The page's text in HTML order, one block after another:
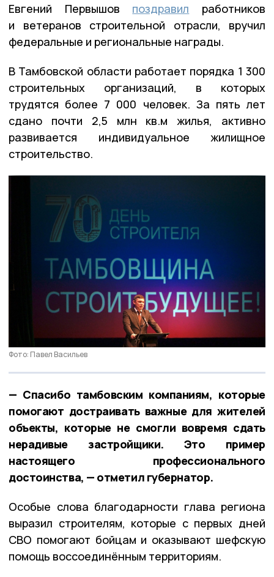
Евгений Первышов поздравил работников
и ветеранов строительной отрасли, вручил
федеральные и региональные награды.
В Тамбовской области работает порядка 1 300
строительных организаций, в которых
трудятся более 7 000 человек. За пять лет
сдано почти 2,5 млн кв.м жилья, активно
развивается индивидуальное жилищное
строительство.
Фото: Павел Васильев
— Спасибо тамбовским компаниям, которые
помогают достраивать важные для жителей
объекты, которые не смогли вовремя сдать
нерадивые застройщики. Это пример
настоящего профессионального
достоинства, — отметил губернатор.
Особые слова благодарности глава региона
выразил строителям, которые с первых дней
СВО помогают бойцам и оказывают шефскую
помощь воссоединённым территориям.